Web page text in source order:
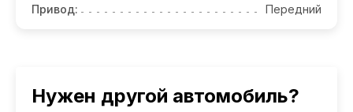
Привод:
Передний
Нужен другой автомобиль?